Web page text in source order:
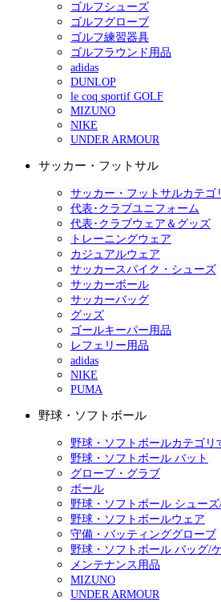
ゴルフシューズ
ゴルフグローブ
ゴルフ練習器具
ゴルフラウンド用品
adidas
DUNLOP
le coq sportif GOLF
MIZUNO
NIKE
UNDER ARMOUR
サッカー・フットサル
サッカー・フットサルカテゴ
代表･クラブユニフォーム
代表･クラブウェア＆グッズ
トレーニングウェア
カジュアルウェア
サッカースパイク・シューズ
サッカーボール
サッカーバッグ
グッズ
ゴールキーパー用品
レフェリー用品
adidas
NIKE
PUMA
野球・ソフトボール
野球・ソフトボールカテゴリ
野球・ソフトボール バット
グローブ・グラブ
ボール
野球・ソフトボール シュー
野球・ソフトボールウェア
守備・バッティンググローブ
野球・ソフトボール バッグ/
メンテナンス用品
MIZUNO
UNDER ARMOUR